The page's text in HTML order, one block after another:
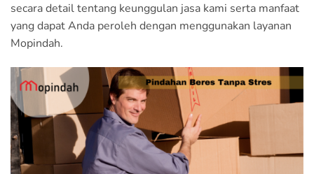
secara detail tentang keunggulan jasa kami serta manfaat
yang dapat Anda peroleh dengan menggunakan layanan
Mopindah.